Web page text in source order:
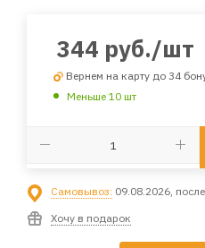
344 руб./шт
Вернем на карту до 34
Меньше 10 шт
Самовывоз: 09.08.2026,
Хочу в подарок